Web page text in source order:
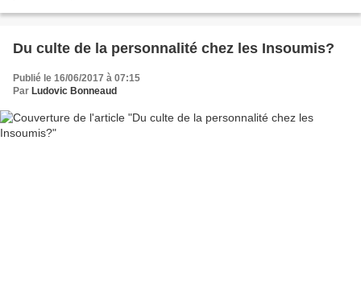
Du culte de la personnalité chez les Insoumis?
Publié le 16/06/2017 à 07:15
Par Ludovic Bonneaud